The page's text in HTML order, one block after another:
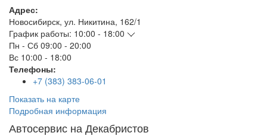
Адрес:
Новосибирск, ул. Никитина, 162/1
График работы: 10:00 - 18:00
Пн - Сб 09:00 - 20:00
Вс 10:00 - 18:00
Телефоны:
+7 (383) 383-06-01
Показать на карте
Подробная информация
Автосервис на Декабристов